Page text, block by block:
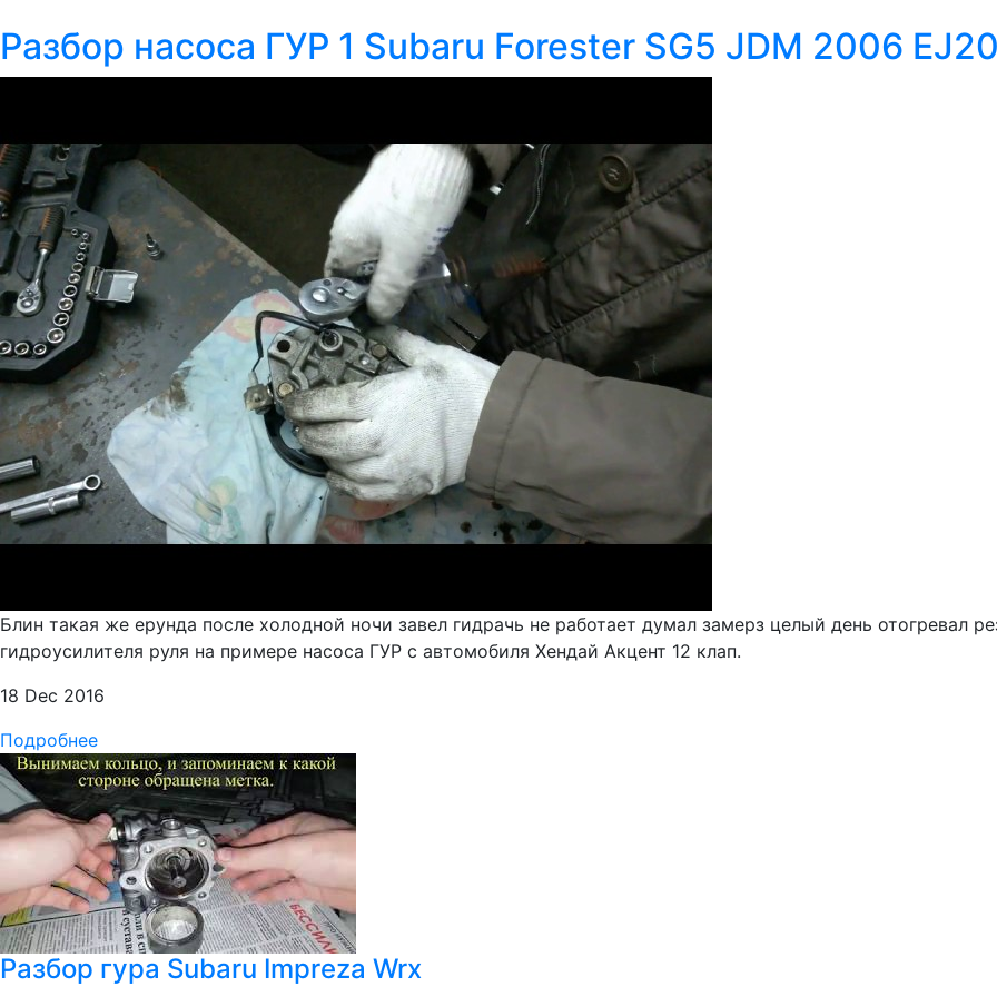
Разбор насоса ГУР 1 Subaru Forester SG5 JDM 2006
Блин такая же ерунда после холодной ночи завел гидрачь не работает думал замерз целый день отогревал
гидроусилителя руля на примере насоса ГУР с автомобиля Хендай Акцент 12 клап.
18 Dec 2016
Подробнее
Разбор гура Subaru Impreza Wrx